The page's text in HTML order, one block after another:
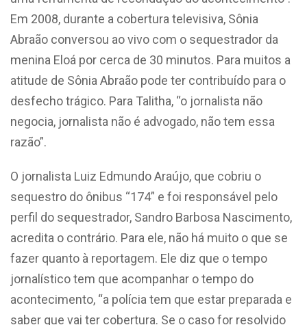
Em 2008, durante a cobertura televisiva, Sônia
Abraão conversou ao vivo com o sequestrador da
menina Eloá por cerca de 30 minutos. Para muitos a
atitude de Sônia Abraão pode ter contribuído para o
desfecho trágico. Para Talitha, “o jornalista não
negocia, jornalista não é advogado, não tem essa
razão”.
O jornalista Luiz Edmundo Araújo, que cobriu o
sequestro do ônibus “174” e foi responsável pelo
perfil do sequestrador, Sandro Barbosa Nascimento,
acredita o contrário. Para ele, não há muito o que se
fazer quanto à reportagem. Ele diz que o tempo
jornalístico tem que acompanhar o tempo do
acontecimento, “a polícia tem que estar preparada e
saber que vai ter cobertura. Se o caso for resolvido